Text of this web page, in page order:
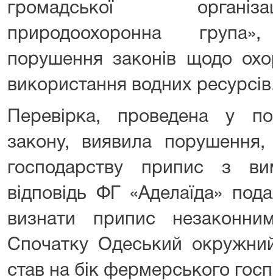
громадської
природоохоронна
порушення законів щодо
використання водних
Перевірка, проведена у
закону, виявила порушення,
господарству припис з
відповідь ФГ «Аделаїда»
визнати припис
Спочатку Одеський
став на бік фермерського